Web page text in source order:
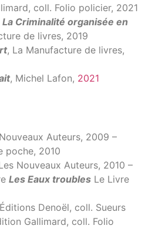
coll. Folio policier, 2021
Criminalité organisée en
de livres, 2019
, La Manufacture de livres,
, Michel Lafon, 2021
Auteurs, 2009 –
poche, 2010
Nouveaux Auteurs, 2010 –
Les Eaux troubles Le Livre
Éditions Denoël, coll. Sueurs
Gallimard, coll. Folio